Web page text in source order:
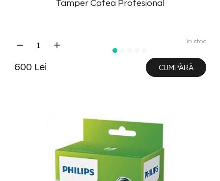
Tamper Cafea Profesional
în stoc
600 Lei CUMPĂRĂ